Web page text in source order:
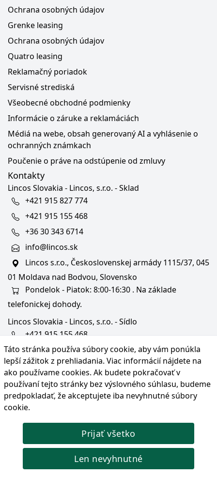
Táto stránka používa súbory cookie, aby vám ponúkla
lepší zážitok z prehliadania. Viac informácií nájdete na
ako používame cookies. Ak budete pokračovať v
používaní tejto stránky bez výslovného súhlasu, budeme
predpokladať, že akceptujete iba nevyhnutné súbory
cookie.
Prijať všetko
Len nevyhnutné
Ochrana osobných údajov
Grenke leasing
Ochrana osobných údajov
Quatro leasing
Reklamačný poriadok
Servisné strediská
Všeobecné obchodné podmienky
Informácie o záruke a reklamáciách
Médiá na webe, obsah generovaný AI a vyhlásenie o
ochranných známkach
Poučenie o práve na odstúpenie od zmluvy
Kontakty
Lincos Slovakia - Lincos, s.r.o. - Sklad
+421 915 827 774
+421 915 155 468
+36 30 343 6714
info@lincos.sk
Lincos s.r.o., Československej armády 1115/37, 045
01 Moldava nad Bodvou, Slovensko
Pondelok - Piatok: 8:00-16:30 . Na základe
telefonickej dohody.
Lincos Slovakia - Lincos, s.r.o. - Sídlo
+421 915 155 468
+36/30 343 6714
bratislava@lincos.sk
Lincos s.r.o., Rustaveliho 4, 831 06 Bratislava - m. č.
Rača, Slovensko
Iba sídlo firmy
© Copyright 2026 Lincos s.r.o., všetky práva vyhradené.